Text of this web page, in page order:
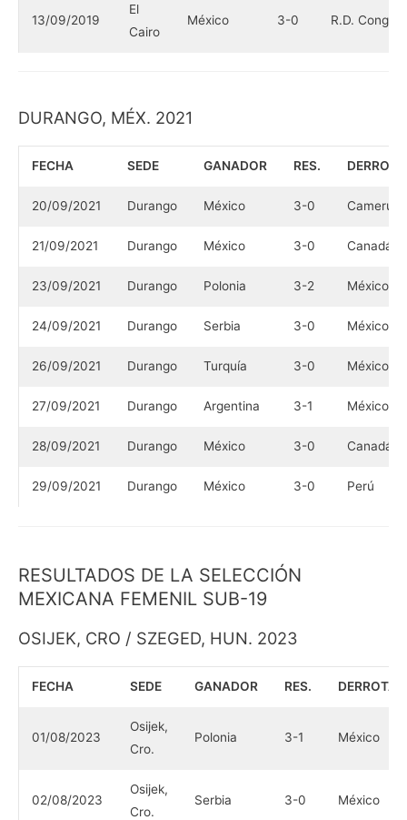
13/09/2019
El
Cairo
México 3-0 R.D. Congo
DURANGO, MÉX. 2021
FECHA SEDE GANADOR RES.
20/09/2021 Durango México 3-0 Camerún
21/09/2021 Durango México 3-0 Canadá
23/09/2021 Durango Polonia 3-2 México
24/09/2021 Durango Serbia 3-0 México
26/09/2021 Durango Turquía 3-0 México
27/09/2021 Durango Argentina 3-1 México
28/09/2021 Durango México 3-0 Canadá
29/09/2021 Durango México 3-0 Perú
RESULTADOS DE LA SELECCIÓN
MEXICANA FEMENIL SUB-19
OSIJEK, CRO / SZEGED, HUN. 2023
FECHA SEDE GANADOR RES.
01/08/2023
Osijek,
Cro.
Polonia 3-1 México
02/08/2023
Osijek,
Cro.
Serbia 3-0 México